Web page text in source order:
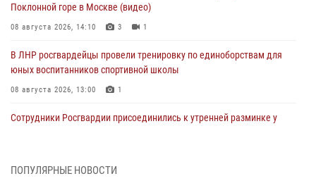
Поклонной горе в Москве (видео)
08 августа 2026, 14:10 3 1
В ЛНР росгвардейцы провели тренировку по единоборствам для
юных воспитанников спортивной школы
08 августа 2026, 13:00 1
Сотрудники Росгвардии присоединились к утренней разминке у
ПОПУЛЯРНЫЕ НОВОСТИ